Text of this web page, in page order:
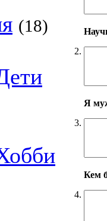
(18)
2.
3.
Я
4.
Кем